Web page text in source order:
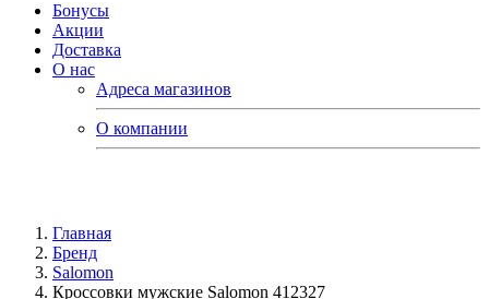
Бонусы
Акции
Доставка
О нас
Адреса магазинов
О компании
Главная
Бренд
Salomon
Кроссовки мужские Salomon 412327